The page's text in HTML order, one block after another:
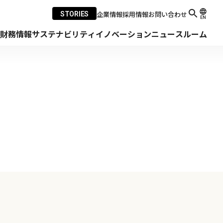
STORIES 企業情報採用情報お問い合わせ EN
務情報サステナビリティイノベーションニュースルーム